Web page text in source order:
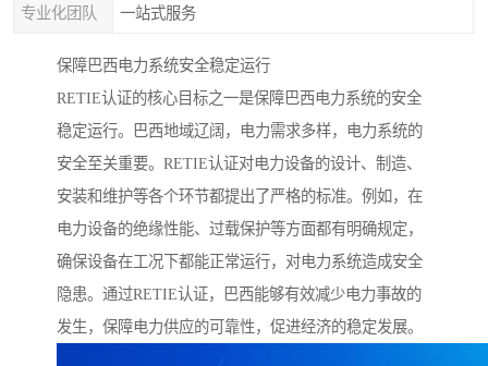
专业化团队 一站式服务
保障巴西电力系统安全稳定运行
RETIE认证的核心目标之一是保障巴西电力系统的安全
稳定运行。巴西地域辽阔，电力需求多样，电力系统的
安全至关重要。RETIE认证对电力设备的设计、制造、
安装和维护等各个环节都提出了严格的标准。例如，在
电力设备的绝缘性能、过载保护等方面都有明确规定，
确保设备在工况下都能正常运行，对电力系统造成安全
隐患。通过RETIE认证，巴西能够有效减少电力事故的
发生，保障电力供应的可靠性，促进经济的稳定发展。